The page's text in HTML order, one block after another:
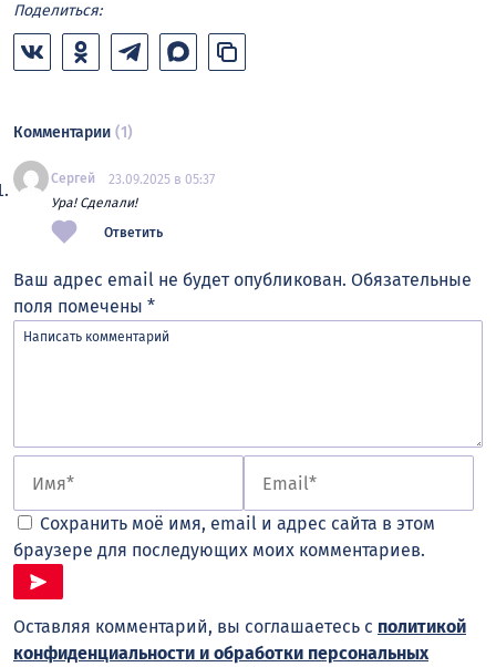
Поделиться:
Комментарии (1)
Сергей
23.09.2025 в 05:37
Ура! Сделали!
Ответить
Ваш адрес email не будет опубликован. Обязательные
поля помечены *
Сохранить моё имя, email и адрес сайта в этом
браузере для последующих моих комментариев.
Оставляя комментарий, вы соглашаетесь с политикой
конфиденциальности и обработки персональных